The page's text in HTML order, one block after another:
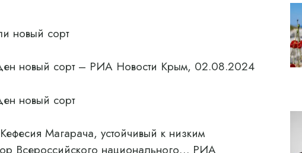
новый сорт
новый сорт – РИА Новости Крым, 02.08.2024
новый сорт
Магарача, устойчивый к низким
Всероссийского национального… РИА